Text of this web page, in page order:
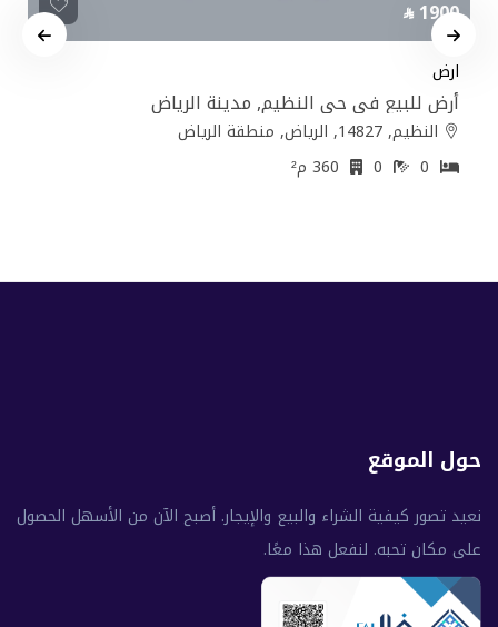
1900
ارض
أرض للبيع في حي النظيم, مدينة الرياض
النظيم, 14827, الرياض, منطقة الرياض
حول الموقع
نعيد تصور كيفية الشراء والبيع والإيجار. أصبح الآن من الأسهل الحصول
على مكان تحبه. لنفعل هذا معًا.